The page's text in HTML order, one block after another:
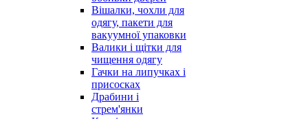
Вішалки, чохли для
одягу, пакети для
вакуумної упаковки
Валики і щітки для
чищення одягу
Гачки на липучках і
присосках
Драбини і
стрем'янки